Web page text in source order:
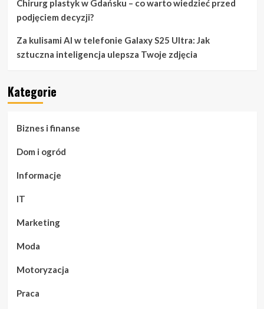
Chirurg plastyk w Gdańsku – co warto wiedzieć przed
podjęciem decyzji?
Za kulisami AI w telefonie Galaxy S25 Ultra: Jak
sztuczna inteligencja ulepsza Twoje zdjęcia
Kategorie
Biznes i finanse
Dom i ogród
Informacje
IT
Marketing
Moda
Motoryzacja
Praca